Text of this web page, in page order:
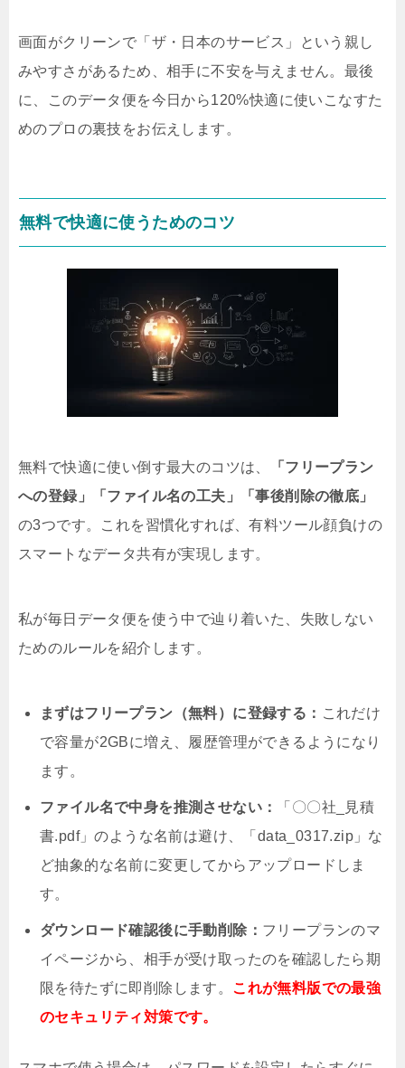
画面がクリーンで「ザ・日本のサービス」という親し
みやすさがあるため、相手に不安を与えません。最後
に、このデータ便を今日から120%快適に使いこなすた
めのプロの裏技をお伝えします。
無料で快適に使うためのコツ
無料で快適に使い倒す最大のコツは、
「フリープラン
への登録」「ファイル名の工夫」「事後削除の徹底」
の3つです。これを習慣化すれば、有料ツール顔負けの
スマートなデータ共有が実現します。
私が毎日データ便を使う中で辿り着いた、失敗しない
ためのルールを紹介します。
まずはフリープラン（無料）に登録する： これだけ
で容量が2GBに増え、履歴管理ができるようになり
ます。
ファイル名で中身を推測させない：
「〇〇社_見積
書.pdf」のような名前は避け、「data_0317.zip」な
ど抽象的な名前に変更してからアップロードしま
す。
ダウンロード確認後に手動削除： フリープランのマ
イページから、相手が受け取ったのを確認したら期
限を待たずに即削除します。 これが無料版での最強
のセキュリティ対策です。